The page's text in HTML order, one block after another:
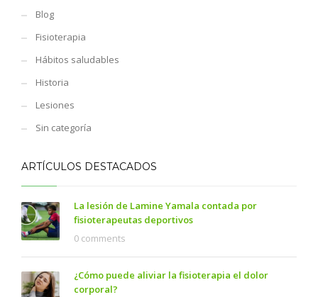
Blog
Fisioterapia
Hábitos saludables
Historia
Lesiones
Sin categoría
ARTÍCULOS DESTACADOS
La lesión de Lamine Yamala contada por
fisioterapeutas deportivos
0 comments
¿Cómo puede aliviar la fisioterapia el dolor
corporal?